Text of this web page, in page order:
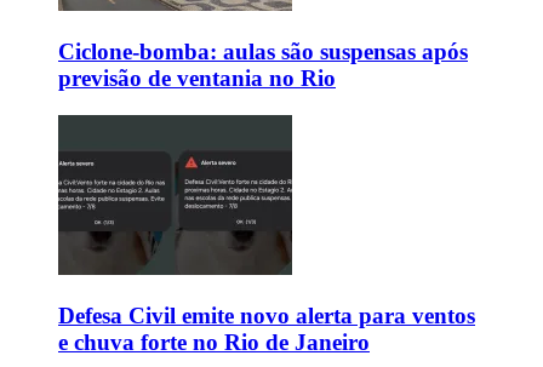
Ciclone-bomba: aulas são suspensas após
previsão de ventania no Rio
Defesa Civil emite novo alerta para ventos
e chuva forte no Rio de Janeiro